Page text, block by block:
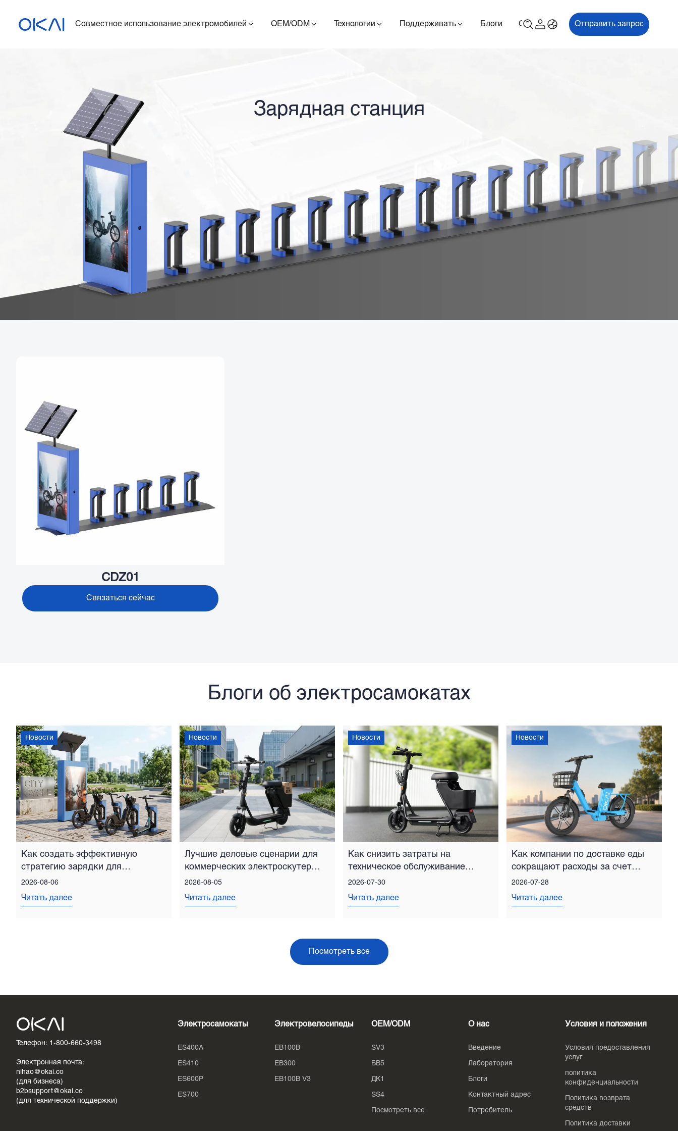
Совместное использование электромобилей OEM/ODM Технологии Поддерживать Блоги О Связаться с нами
Электровелосипеды
Электросамокат с
Зарядная станция
Отправить запрос
Зарядная станция
CDZ01
Связаться сейчас
Блоги об электросамокатах
Новости
Как создать эффективную
стратегию зарядки для
совместных электросамокатов
и электровелосипедов
2026-08-06
Читать далее
Новости
Лучшие деловые сценарии для
коммерческих электроскутеров
сидячего типа
2026-08-05
Читать далее
Новости
Как снизить затраты на
техническое обслуживание
парка совместных
электроскутеров
2026-07-30
Читать далее
Новости
Как компании по доставке еды
сокращают расходы за счет
парков электровелосипедов
2026-07-28
Читать далее
Посмотреть все
Телефон: 1-800-660-3498
Электронная почта:
nihao@okai.co
(для бизнеса)
b2bsupport@okai.co
(для технической поддержки)
Электросамокаты
ES400A
ES410
ES600P
ES700
Электровелосипеды
EB100B
EB300
EB100B V3
OEM/ODM
SV3
БВ5
ДК1
SS4
Посмотреть все
О нас
Введение
Лаборатория
Блоги
Контактный адрес
Потребитель
Условия и положения
Условия предоставления
услуг
политика
конфиденциальности
Политика возврата
средств
Политика доставки